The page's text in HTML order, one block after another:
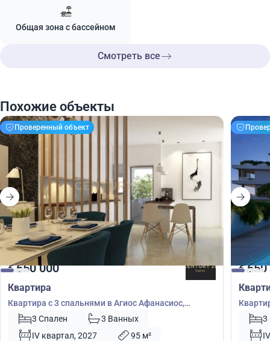
Общая зона с бассейном
Смотреть все
Похожие объекты
Проверенный объект
€650 000
Квартира
Квартира с 3 спальнями в Агиос Афанасиос,
Лимасол, Кипр № 54018
3 Спален
3 Ванных
IV квартал, 2027
95 м²
€650
Кипр3